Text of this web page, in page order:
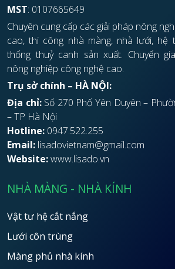
MST: 0107665649
Chuyên cung cấp các giải pháp nông
cao, thi công nhà màng, nhà lưới, hệ
thống thuỷ canh sản xuất. Chuyển
nông nghiệp công nghệ cao.
Trụ sở chính – HÀ NỘI:
Địa chỉ:Số 270 Phố Yên Duyên –
– TP Hà Nội
Hotline: 0947.522.255
Email: lisadovietnam@gmail.com
Website:www.lisado.vn
NHÀ MÀNG - NHÀ KÍNH
Vật tư hệ cắt nắng
Lưới côn trùng
Màng phủ nhà kính